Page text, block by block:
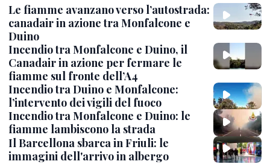
Le fiamme avanzano verso l’autostrada:
canadair in azione tra Monfalcone e
Duino
Incendio tra Monfalcone e Duino, il
Canadair in azione per fermare le
fiamme sul fronte dell’A4
Incendio tra Duino e Monfalcone:
l’intervento dei vigili del fuoco
Incendio tra Monfalcone e Duino: le
fiamme lambiscono la strada
Il Barcellona sbarca in Friuli: le
immagini dell'arrivo in albergo